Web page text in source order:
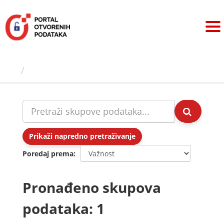
sadržaj
Prikaži napredno pretraživanje
Poredaj prema
Pronađeno skupova
podataka: 1